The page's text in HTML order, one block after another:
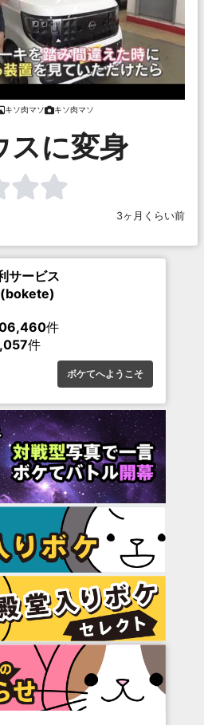
キソ肉マソ キソ肉マソ
スに変身
3ヶ月くらい前
サービス
(bokete)
件
件
ボケてへようこそ